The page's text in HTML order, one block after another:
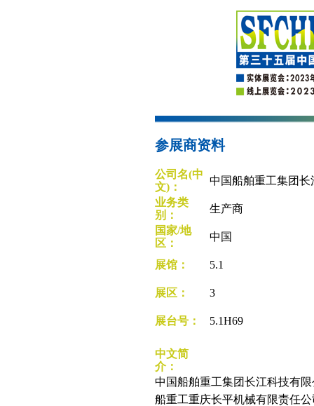
参展商资料
公司名(中
文)：
中国船舶重工集团
业务类
别：
生产商
国家/地
区：
中国
展馆： 5.1
展区： 3
展台号： 5.1H69
中文简
介：
中国船舶重工集团长江科技有
船重工重庆长平机械有限责任